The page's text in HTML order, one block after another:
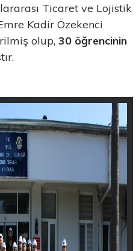
Ticaret ve Lojistik
Kadir Özekenci
olup, 30 öğrencinin